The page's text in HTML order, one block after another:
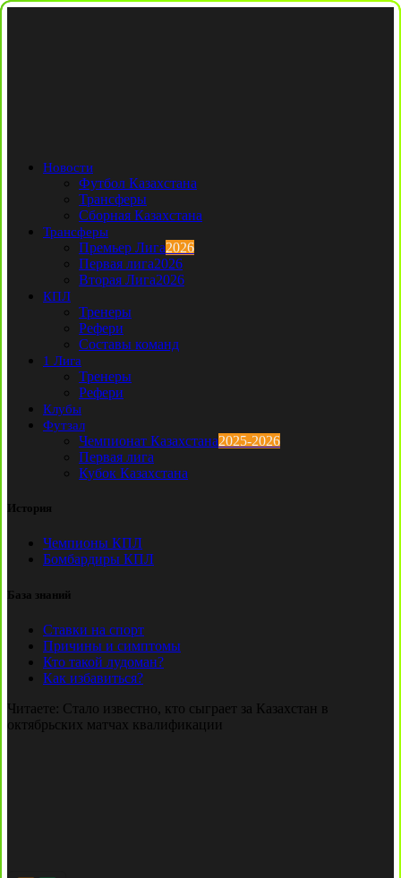
Новости
Футбол Казахстана
Трансферы
Сборная Казахстана
Трансферы
Премьер Лига2026
Первая лига2026
Вторая Лига2026
КПЛ
Тренеры
Рефери
Составы команд
1 Лига
Тренеры
Рефери
Клубы
Футзал
Чемпионат Казахстана2025-2026
Первая лига
Кубок Казахстана
История
Чемпионы КПЛ
Бомбардиры КПЛ
База знаний
Ставки на спорт
Причины и симптомы
Кто такой лудоман?
Как избавиться?
Читаете: Стало известно, кто сыграет за Казахстан в
октябрьских матчах квалификации